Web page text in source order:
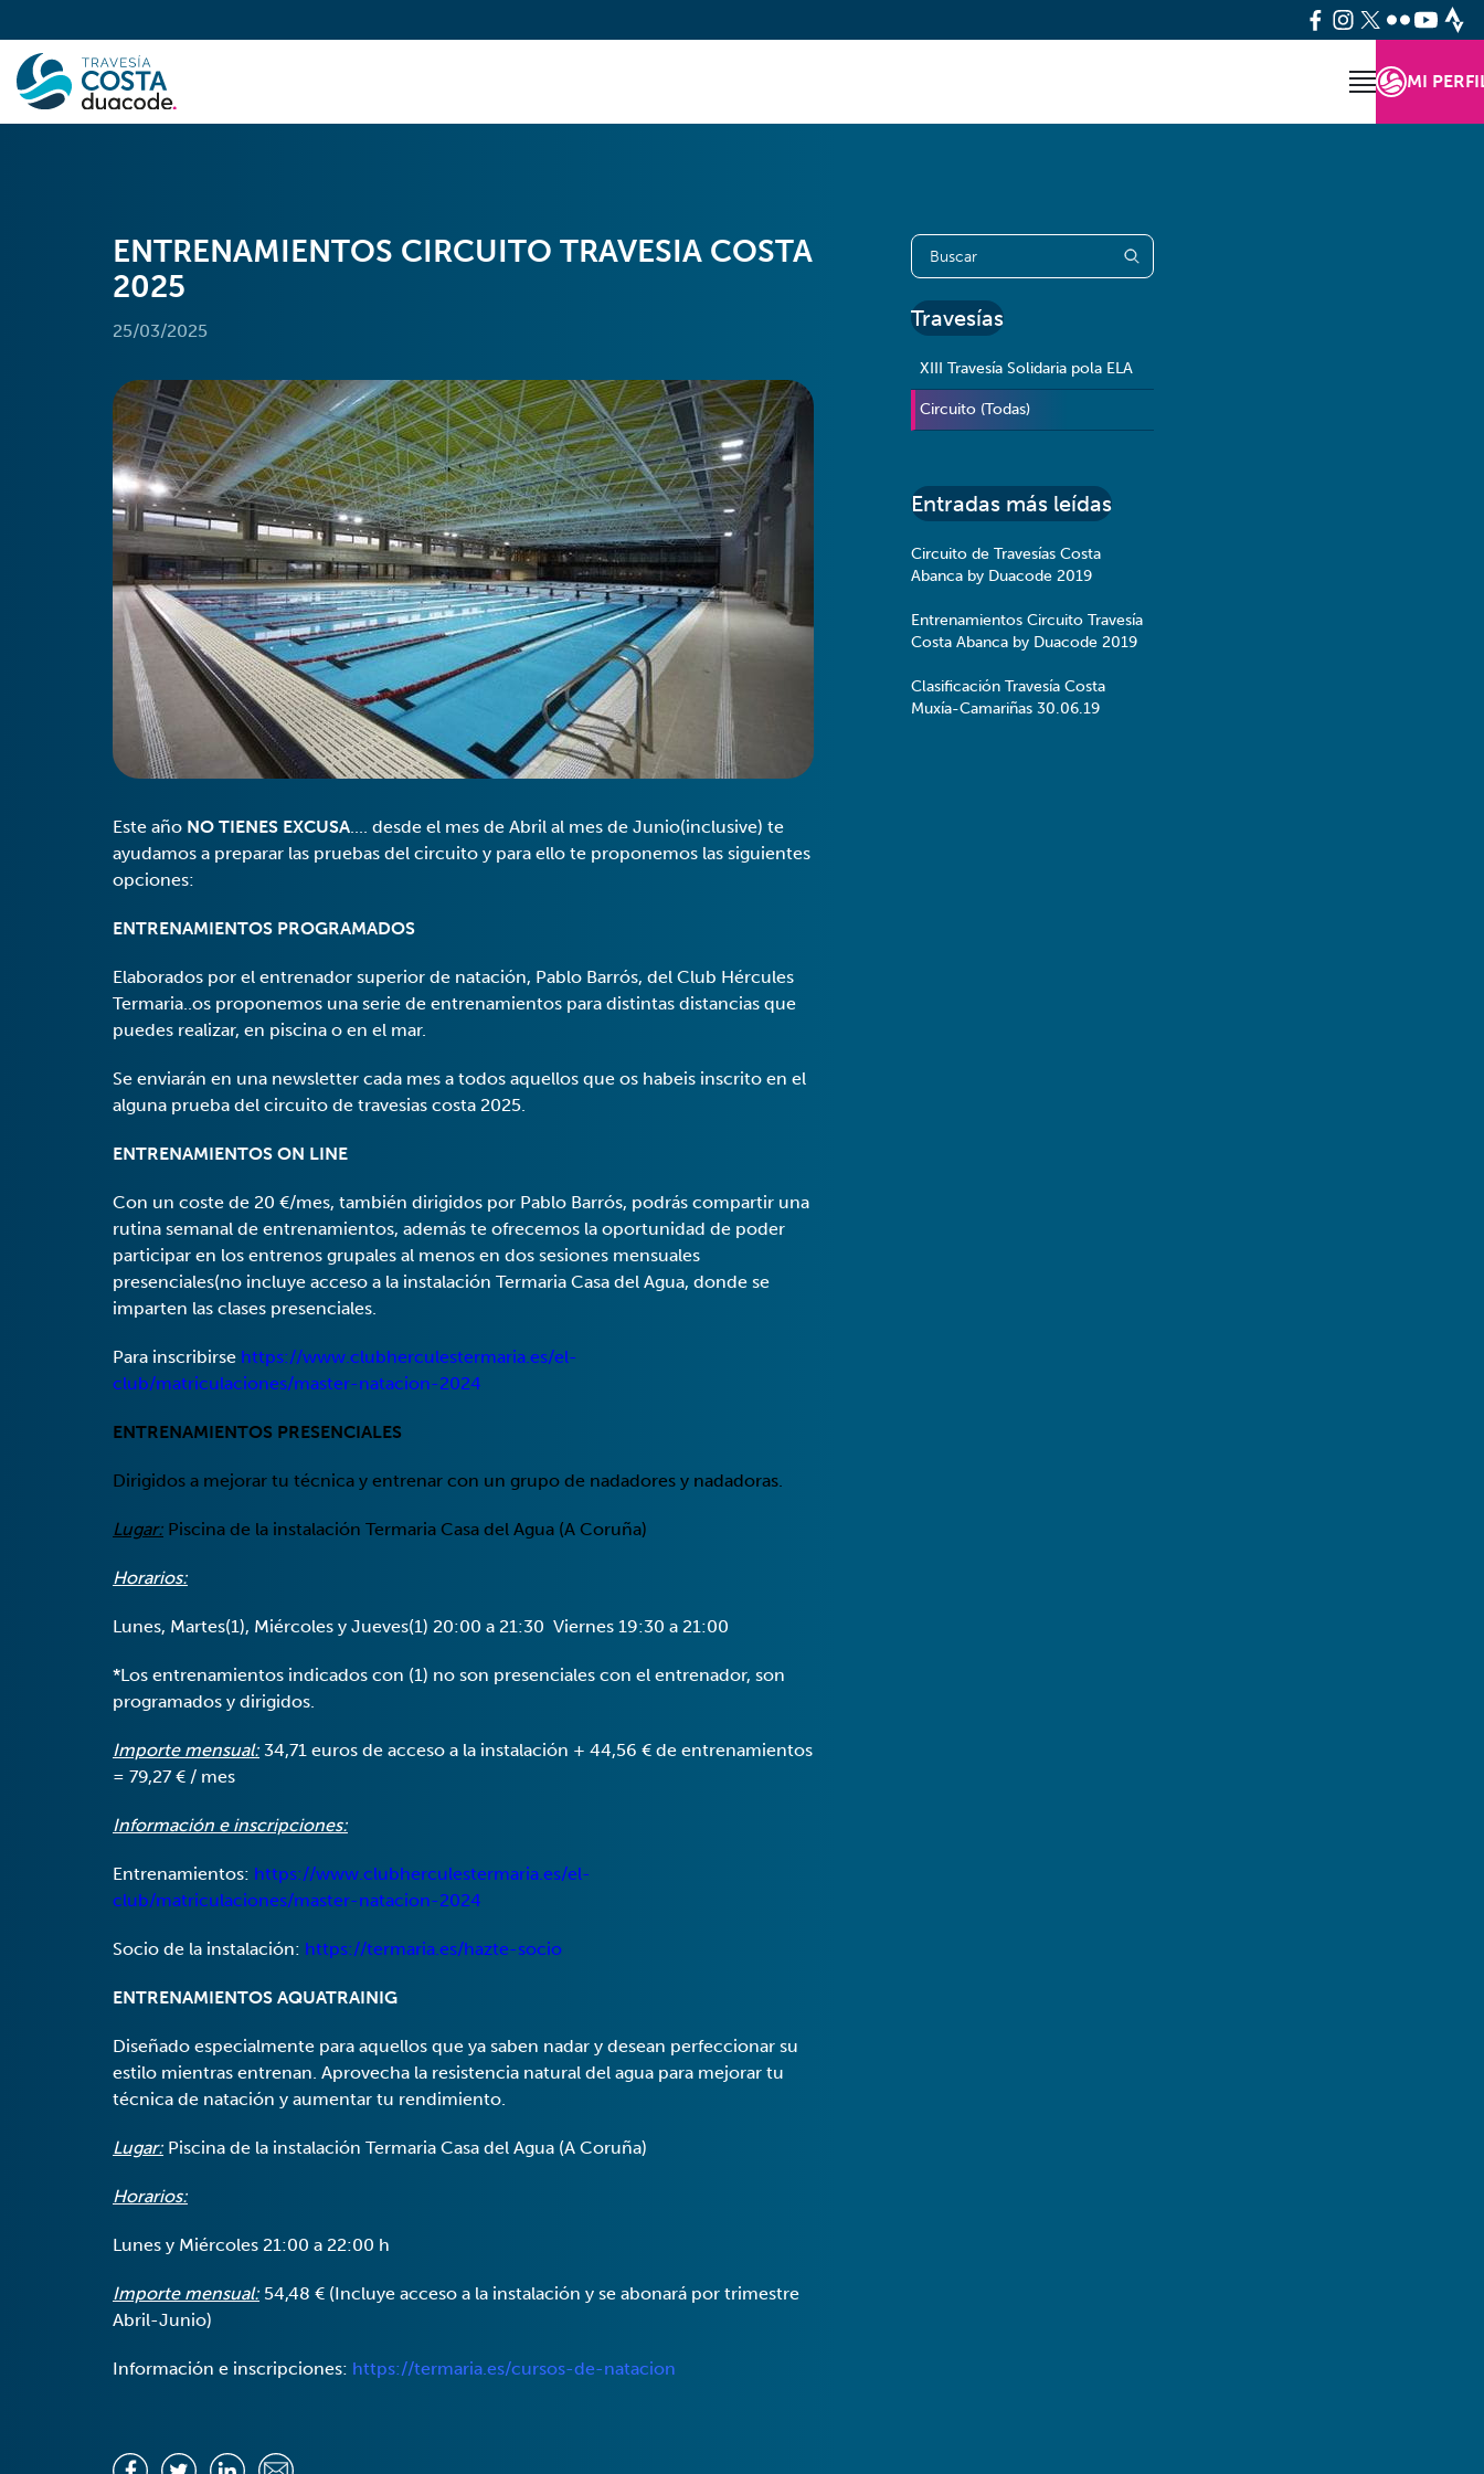
MI
ENTRENAMIENTOS CIRCUITO TRAVESIA COSTA
2025
25/03/2025
Este año NO TIENES EXCUSA.... desde el mes de Abril al mes de Junio(inclusive) te
ayudamos a preparar las pruebas del circuito y para ello te proponemos las siguientes
opciones:
ENTRENAMIENTOS PROGRAMADOS
Elaborados por el entrenador superior de natación, Pablo Barrós, del Club Hércules
Termaria..os proponemos una serie de entrenamientos para distintas distancias que
puedes realizar, en piscina o en el mar.
Se enviarán en una newsletter cada mes a todos aquellos que os habeis inscrito en el
alguna prueba del circuito de travesias costa 2025.
ENTRENAMIENTOS ON LINE
Con un coste de 20 €/mes, también dirigidos por Pablo Barrós, podrás compartir una
rutina semanal de entrenamientos, además te ofrecemos la oportunidad de poder
participar en los entrenos grupales al menos en dos sesiones mensuales
presenciales(no incluye acceso a la instalación Termaria Casa del Agua, donde se
imparten las clases presenciales.
Para inscribirse https://www.clubherculestermaria.es/el-
club/matriculaciones/master-natacion-2024
ENTRENAMIENTOS PRESENCIALES
Dirigidos a mejorar tu técnica y entrenar con un grupo de nadadores y nadadoras.
Lugar: Piscina de la instalación Termaria Casa del Agua (A Coruña)
Horarios:
Lunes, Martes(1), Miércoles y Jueves(1) 20:00 a 21:30 Viernes 19:30 a 21:00
*Los entrenamientos indicados con (1) no son presenciales con el entrenador, son
programados y dirigidos.
Importe mensual: 34,71 euros de acceso a la instalación + 44,56 € de entrenamientos
= 79,27 € / mes
Información e inscripciones:
Entrenamientos: https://www.clubherculestermaria.es/el-
club/matriculaciones/master-natacion-2024
Socio de la instalación: https://termaria.es/hazte-socio
ENTRENAMIENTOS AQUATRAINIG
Diseñado especialmente para aquellos que ya saben nadar y desean perfeccionar su
estilo mientras entrenan. Aprovecha la resistencia natural del agua para mejorar tu
técnica de natación y aumentar tu rendimiento.
Lugar: Piscina de la instalación Termaria Casa del Agua (A Coruña)
Horarios:
Lunes y Miércoles 21:00 a 22:00 h
Importe mensual: 54,48 € (Incluye acceso a la instalación y se abonará por trimestre
Abril-Junio)
Información e inscripciones: https://termaria.es/cursos-de-natacion
Travesías
XIII Travesía Solidaria pola ELA
Circuito (Todas)
Entradas más leídas
Circuito de Travesías Costa
Abanca by Duacode 2019
Entrenamientos Circuito Travesía
Costa Abanca by Duacode 2019
Clasificación Travesía Costa
Muxía-Camariñas 30.06.19